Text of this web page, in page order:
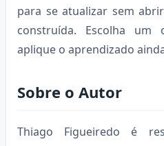
para se atualizar sem
construída. Escolha um
aplique o aprendizado
Sobre o Autor
Thiago Figueiredo é